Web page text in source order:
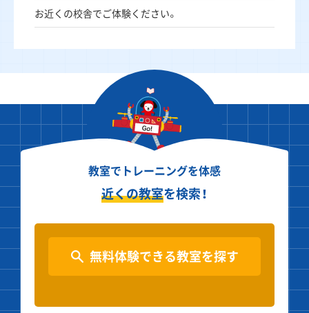
お近くの校舎でご体験ください。
教室でトレーニングを体感
近くの教室を検索！
無料体験できる教室を探す